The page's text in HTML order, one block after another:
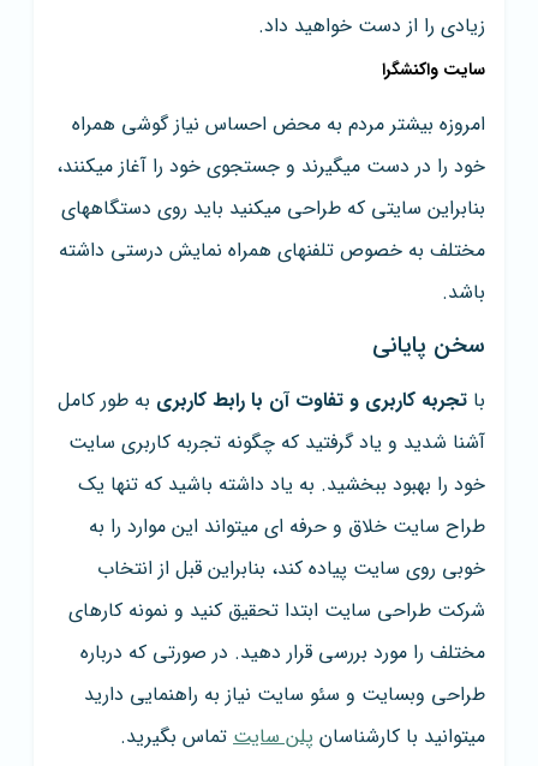
زیادی را از دست خواهید داد.
سایت واکنشگرا
امروزه بیشتر مردم به محض احساس نیاز گوشی همراه
خود را در دست میگیرند و جستجوی خود را آغاز میکنند،
بنابراین سایتی که طراحی میکنید باید روی دستگاههای
مختلف به خصوص تلفنهای همراه نمایش درستی داشته
باشد.
سخن پایانی
با تجربه کاربری و تفاوت آن با رابط کاربری به طور کامل
آشنا شدید و یاد گرفتید که چگونه تجربه کاربری سایت
خود را بهبود ببخشید. به یاد داشته باشید که تنها یک
طراح سایت خلاق و حرفه ای میتواند این موارد را به
خوبی روی سایت پیاده کند، بنابراین قبل از انتخاب
شرکت طراحی سایت ابتدا تحقیق کنید و نمونه کارهای
مختلف را مورد بررسی قرار دهید. در صورتی که درباره
طراحی وبسایت و سئو سایت نیاز به راهنمایی دارید
میتوانید با کارشناسان پلن سایت تماس بگیرید.